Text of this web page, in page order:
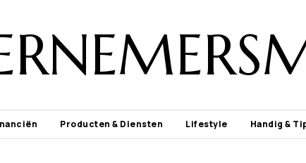
Producten & Diensten Lifestyle Handig &